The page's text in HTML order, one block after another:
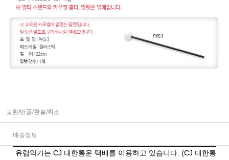
교환/반품/환불/취소
배송정보
유럽악기는 CJ 대한통운 택배를 이용하고 있습니다. (CJ 대한통